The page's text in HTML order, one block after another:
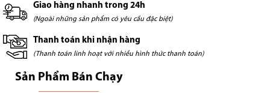
Giao hàng nhanh trong 24h
(Ngoài những sản phẩm có yêu cầu đặc biệt)
Thanh toán khi nhận hàng
(Thanh toán linh hoạt với nhiều hình thức thanh toán)
Sản Phẩm Bán Chạy